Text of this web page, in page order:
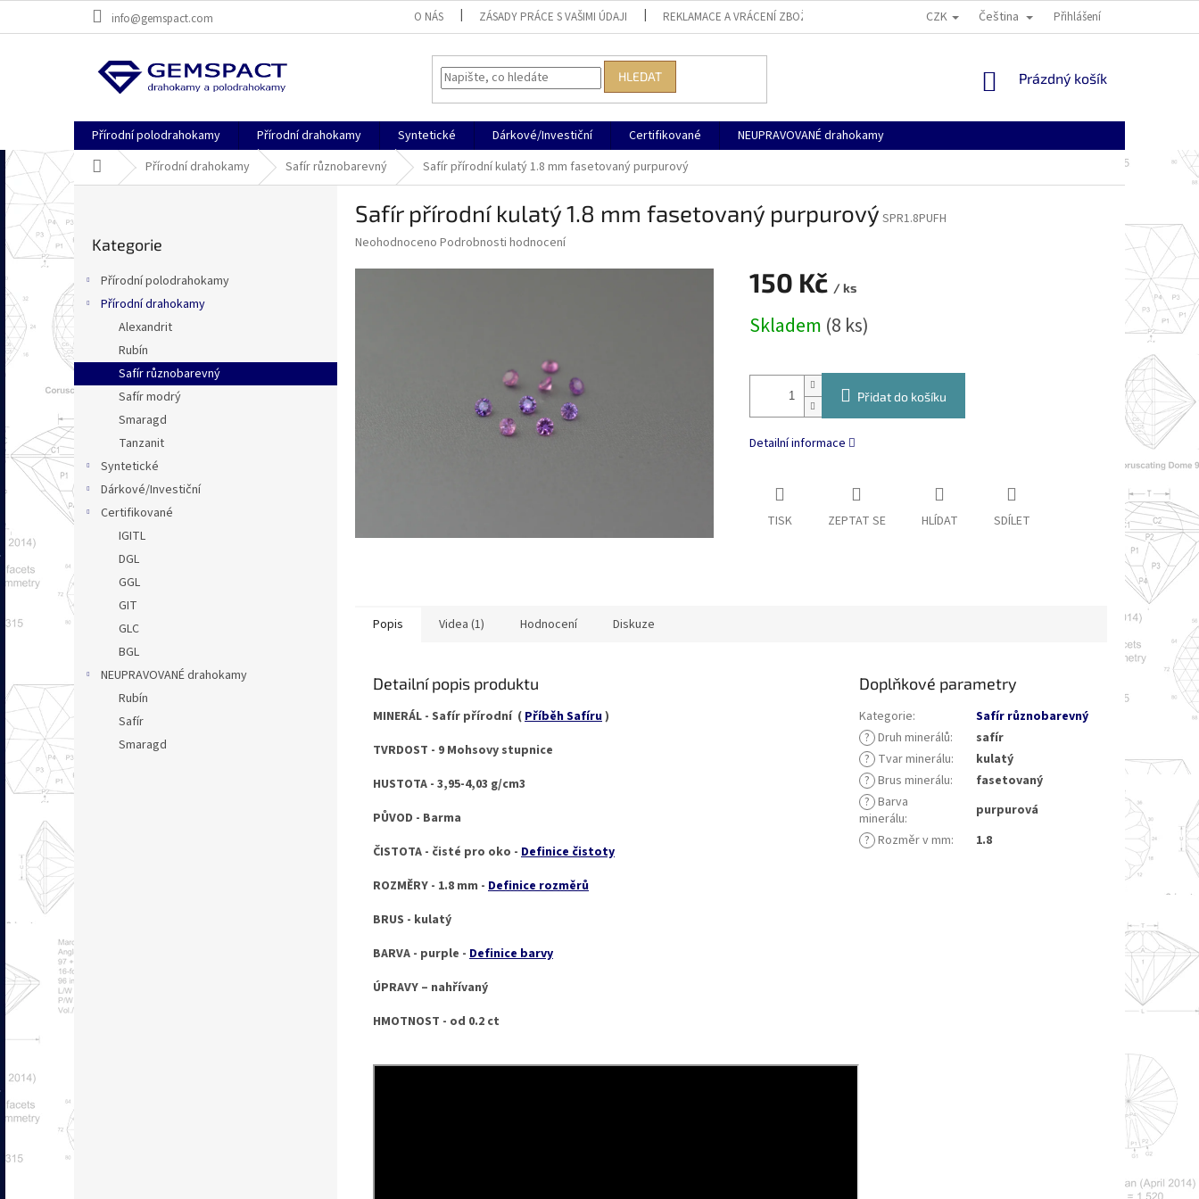
info@gemspact.com O NÁS ZÁSADY PRÁCE S VAŠIMI ÚDAJI REKLAMACE A VRÁCENÍ ZBOŽÍ VŠEOBECNÉ OBCHODNÍ PODMÍNKY DOPRAVA, PLATBA A
CZK Čeština Přihlášení
HLEDAT
NÁKUPNÍ
Prázdný košík
Přírodní polodrahokamy Přírodní drahokamy Syntetické Dárkové/Investiční Certifikované
NEUPRAVOVANÉ drahokamy
Domů Přírodní drahokamy Safír různobarevný Safír přírodní kulatý 1.8 mm fasetovaný purpurový
s
t
a
n
n
p
a
e
l
kategorie
Kategorie
Přírodní polodrahokamy
Přírodní drahokamy
Alexandrit
Rubín
Safír různobarevný
Safír modrý
Smaragd
Tanzanit
Syntetické
Dárkové/Investiční
Certifikované
IGITL
DGL
GGL
GIT
GLC
BGL
NEUPRAVOVANÉ drahokamy
Rubín
Safír
Smaragd
Safír přírodní kulatý 1.8 mm fasetovaný purpurový SPR1.8PUFH
Průměrné
Neohodnoceno Podrobnosti hodnocení
150 Kč / ks
cena:
Skladem (8 ks)
Přidat do košíku
Detailní informace
TISK ZEPTAT SE HLÍDAT SDÍLET
Popis Videa (1) Hodnocení Diskuze
Detailní popis produktu
MINERÁL - Safír přírodní ( Příběh Safíru)
TVRDOST - 9 Mohsovy stupnice
HUSTOTA - 3,95-4,03 g/cm3
PŮVOD - Barma
ČISTOTA - čisté pro oko - Definice čistoty
ROZMĚRY - 1.8 mm - Definice rozměrů
BRUS - kulatý
BARVA - purple - Definice barvy
ÚPRAVY – nahřívaný
HMOTNOST - od 0.2 ct
Doplňkové parametry
Kategorie:
Safír různobarevný
? Druh minerálů:
safír
? Tvar minerálu:
kulatý
? Brus minerálu:
fasetovaný
? Barva
minerálu:
purpurová
? Rozměr v mm: 1.8